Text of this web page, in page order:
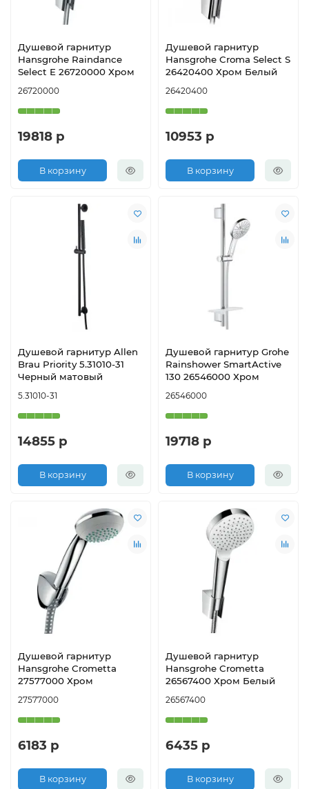
Душевой гарнитур
Hansgrohe Raindance
Select E 26720000 Хром
26720000
19818 р
В корзину
Душевой гарнитур
Hansgrohe Croma Select S
26420400 Хром Белый
26420400
10953 р
В корзину
Душевой гарнитур Allen
Brau Priority 5.31010-31
Черный матовый
5.31010-31
14855 р
В корзину
Душевой гарнитур Grohe
Rainshower SmartActive
130 26546000 Хром
26546000
19718 р
В корзину
Душевой гарнитур
Hansgrohe Crometta
27577000 Хром
27577000
6183 р
В корзину
Душевой гарнитур
Hansgrohe Crometta
26567400 Хром Белый
26567400
6435 р
В корзину